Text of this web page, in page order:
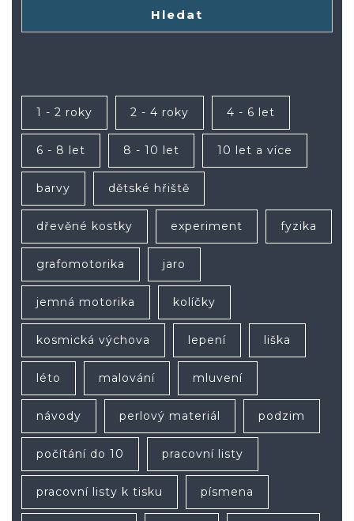
Hledat
1 - 2 roky 2 - 4 roky 4 - 6 let
6 - 8 let 8 - 10 let 10 let a více
barvy dětské hřiště
dřevěné kostky experiment fyzika
grafomotorika jaro
jemná motorika kolíčky
kosmická výchova lepení liška
léto malování mluvení
návody perlový materiál podzim
počítání do 10 pracovní listy
pracovní listy k tisku písmena